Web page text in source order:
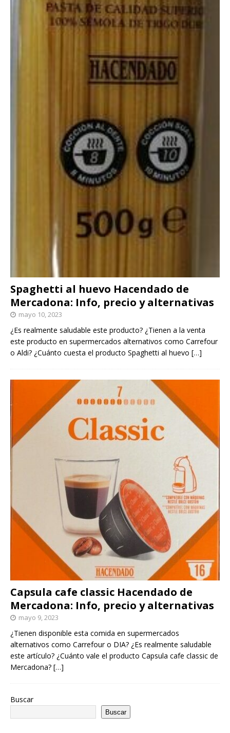
Spaghetti al huevo Hacendado de
Mercadona: Info, precio y alternativas
mayo 10, 2023
¿Es realmente saludable este producto? ¿Tienen a la venta
este producto en supermercados alternativos como Carrefour
o Aldi? ¿Cuánto cuesta el producto Spaghetti al huevo […]
Capsula cafe classic Hacendado de
Mercadona: Info, precio y alternativas
mayo 9, 2023
¿Tienen disponible esta comida en supermercados
alternativos como Carrefour o DIA? ¿Es realmente saludable
este artículo? ¿Cuánto vale el producto Capsula cafe classic de
Mercadona? […]
Buscar
Buscar